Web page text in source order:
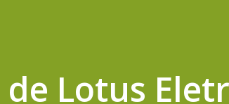
Lotus